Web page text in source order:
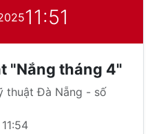
11:51
"Nắng tháng 4"
thuật Đà Nẵng - số